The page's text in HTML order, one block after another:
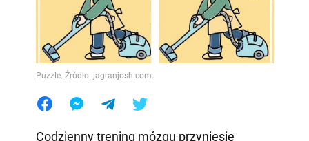
Puzzle. Źródło: jagranjosh.com.
Codzienny trening mózgu przyniesie